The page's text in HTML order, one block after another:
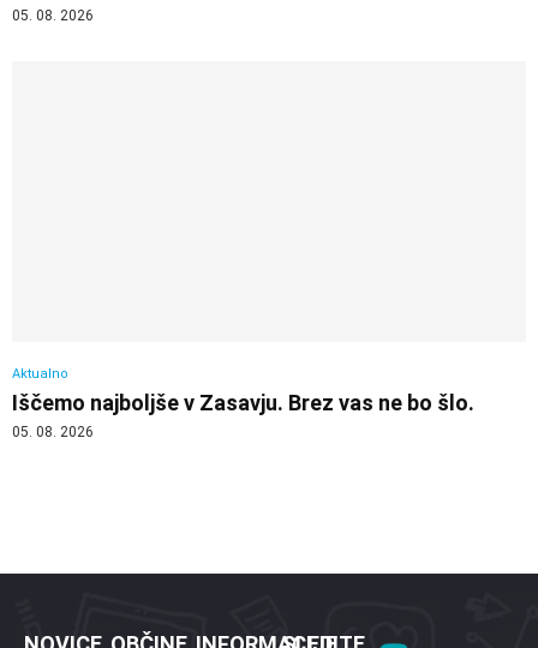
05. 08. 2026
Aktualno
Iščemo najboljše v Zasavju. Brez vas ne bo šlo.
05. 08. 2026